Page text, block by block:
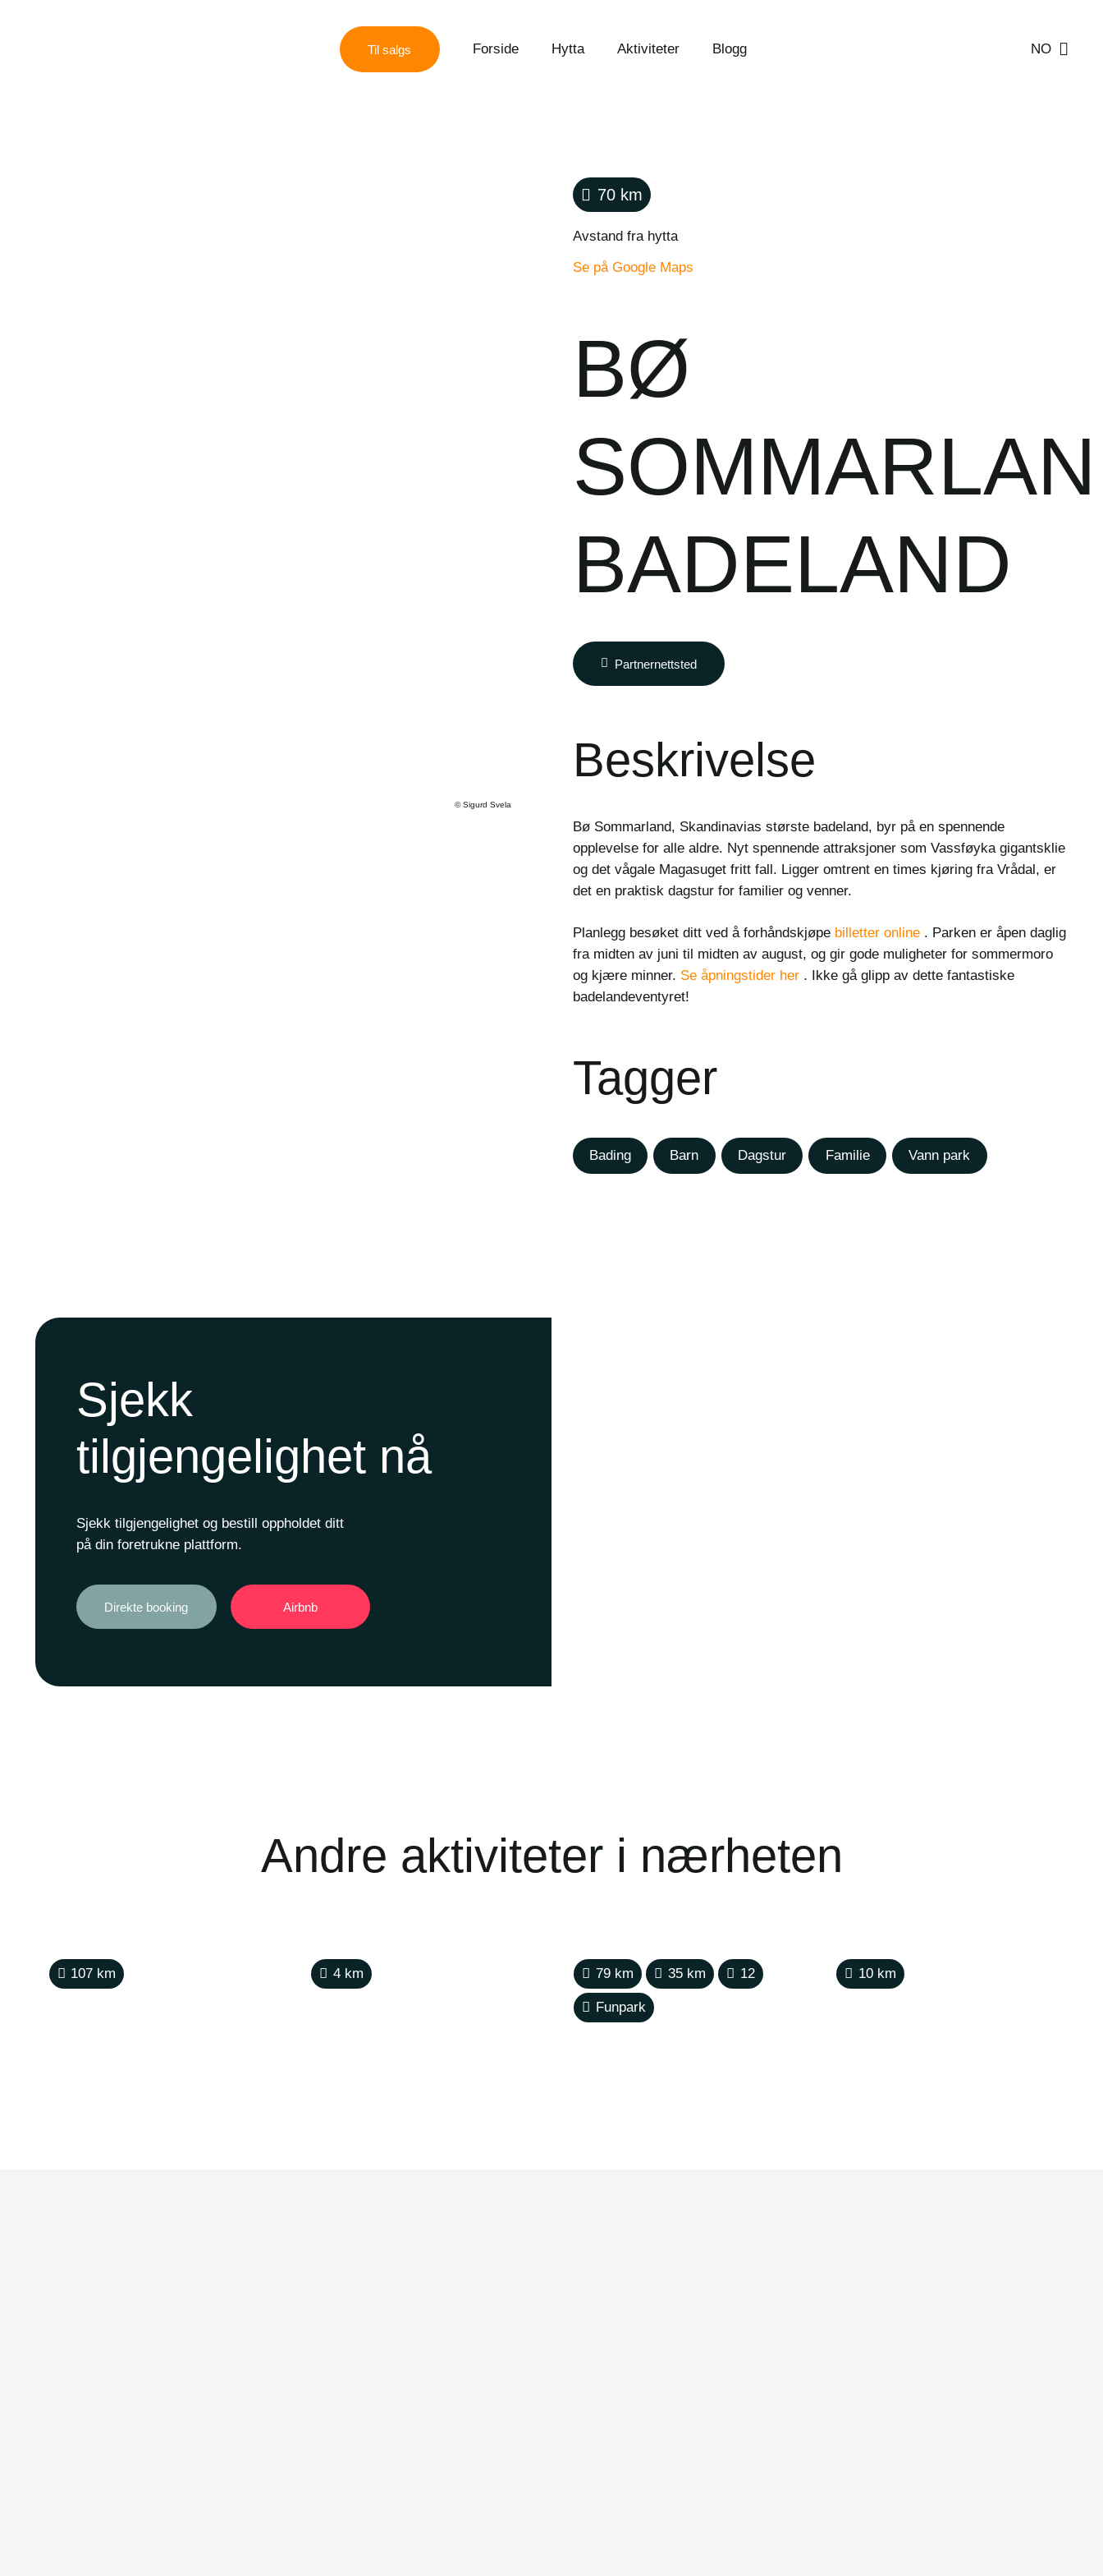
Til salgs Forside Hytta Aktiviteter Blogg NO
©Sigurd Svela
70km
Avstand fra hytta
Se på Google Maps
BØ
BADELAND
Partnernettsted
Beskrivelse
Bø Sommarland, Skandinavias største badeland, byr på en spennende
opplevelse for alle aldre. Nyt spennende attraksjoner som Vassføyka gigantsklie
og det vågale Magasuget fritt fall. Ligger omtrent en times kjøring fra Vrådal, er
det en praktisk dagstur for familier og venner.
Planlegg besøket ditt ved å forhåndskjøpe billetter online. Parken er åpen daglig
fra midten av juni til midten av august, og gir gode muligheter for sommermoro
og kjære minner. Se åpningstider her. Ikke gå glipp av dette fantastiske
badelandeventyret!
Tagger
Bading Barn Dagstur Familie Vann park
Sjekk
tilgjengelighet nå
Sjekk tilgjengelighet og bestill oppholdet ditt
på din foretrukne plattform.
Direkte booking Airbnb
Andre aktiviteter i nærheten
107 km 4 km 79km 35km 12
Funpark
10km